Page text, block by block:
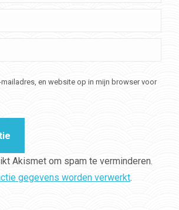
mailadres, en website op in mijn browser voor
Akismet om spam te verminderen.
gegevens worden verwerkt.